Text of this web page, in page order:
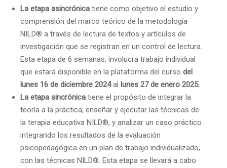
La etapa asincrónica tiene como objetivo el estudio y
comprensión del marco teórico de la metodología
NILD® a través de lectura de textos y artículos de
investigación que se registran en un control de lectura.
Esta etapa de 6 semanas, involucra trabajo individual
que estará disponible en la plataforma del curso del
lunes 16 de diciembre 2024al lunes 27 de enero 2025.
La etapa sincrónica tiene el propósito de integrar la
teoría a la práctica; enseñar y ejecutar las técnicas de
la terapia educativa NILD®, y analizar un caso práctico
integrando los resultados de la evaluación
psicopedagógica en un plan de trabajo individualizado,
con las técnicas NILD®. Esta etapa se llevará a cabo